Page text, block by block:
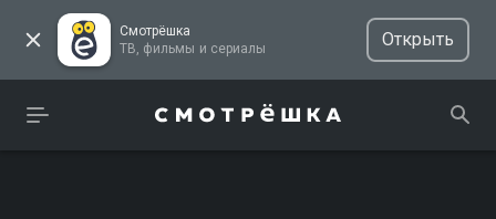
Смотрёшка
ТВ, фильмы и сериалы
Открыть